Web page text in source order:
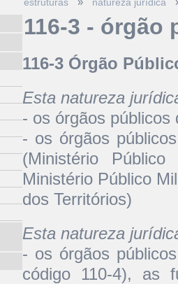
116-3 - órgão
116-3 Órgão
Esta natureza
- os órgãos públicos
- os órgãos
(Ministério
Ministério Público
dos Territórios)
Esta natureza
- os órgãos
código 110-4), as